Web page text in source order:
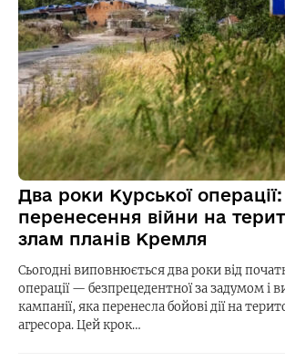
Два роки Курської операції:
перенесення війни на
злам планів Кремля
Сьогодні виповнюється два роки від
операції — безпрецедентної за задумом і
кампанії, яка перенесла бойові дії на
агресора. Цей крок…